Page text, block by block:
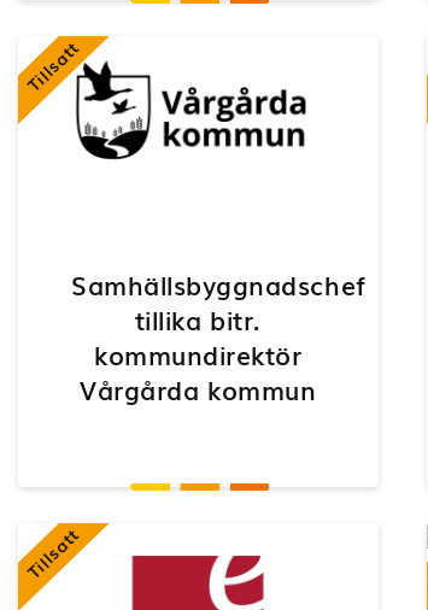
Samhällsbyggnadschef
tillika bitr.
kommundirektör
Vårgårda kommun
Tillsatt
Tillsatt